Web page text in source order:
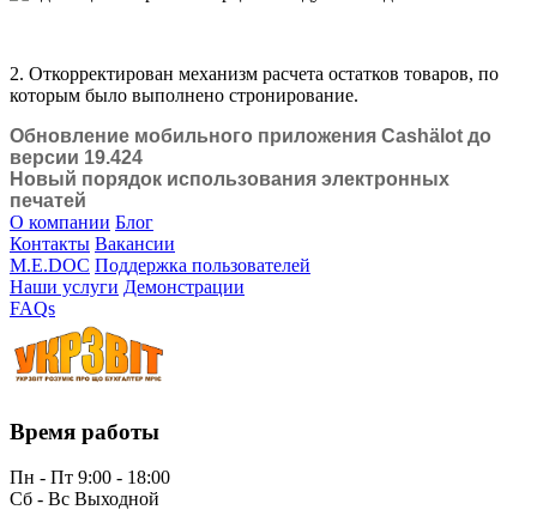
2. Откорректирован механизм расчета остатков товаров, по
которым было выполнено стронирование.
Обновление мобильного приложения Cashӓlot до
версии 19.424
Новый порядок использования электронных
печатей
О компании Блог
Контакты Вакансии
M.E.DOC Поддержка пользователей
Наши услуги Демонстрации
FAQs
Время работы
Пн - Пт 9:00 - 18:00
Сб - Вс Выходной